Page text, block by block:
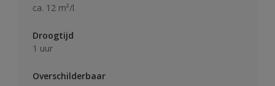
ca. 12 m²/l
Droogtijd
1 uur
Overschilderbaar